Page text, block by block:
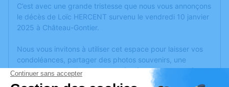
C’est avec une grande tristesse que nous vous annonçons
le décès de Loïc HERCENT survenu le vendredi 10 janvier
2025 à Château-Gontier.
Nous vous invitons à utiliser cet espace pour laisser vos
condoléances, partager des photos souvenirs, une
anecdote ou exprimer vos pensées à travers des poèmes
ou des textes. Cet endroit est un lieu d'expression dédié à